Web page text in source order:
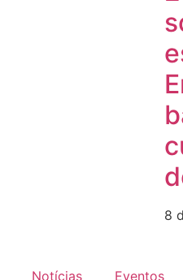
8
Notícias Eventos